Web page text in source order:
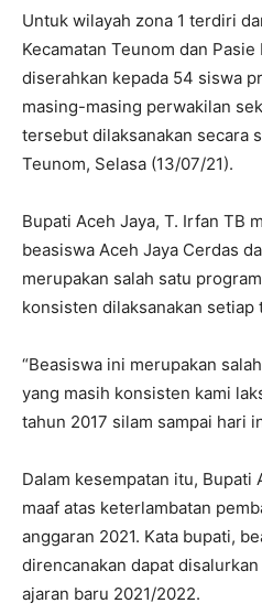
Untuk wilayah zona 1 terdiri
Kecamatan Teunom dan Pasie
diserahkan kepada 54 siswa
masing-masing perwakilan
tersebut dilaksanakan secara
Teunom, Selasa (13/07/21).
Bupati Aceh Jaya, T. Irfan TB
beasiswa Aceh Jaya Cerdas
merupakan salah satu
konsisten dilaksanakan setiap
“Beasiswa ini merupakan
yang masih konsisten kami
tahun 2017 silam sampai hari
Dalam kesempatan itu, Bupati
maaf atas keterlambatan
anggaran 2021. Kata bupati,
direncanakan dapat
ajaran baru 2021/2022.